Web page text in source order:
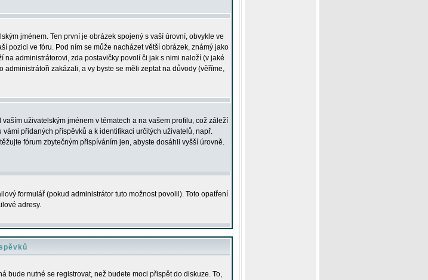
jménem. Ten první je obrázek spojený s vaší úrovní, obvykle ve
pozici ve fóru. Pod ním se může nacházet větší obrázek, známý jako
administrátorovi, zda postavičky povolí či jak s nimi naloží (v jaké
zakázali, a vy byste se měli zeptat na důvody (věříme,
uživatelským jménem v tématech a na vašem profilu, což záleží
přidaných příspěvků a k identifikaci určitých uživatelů, např.
fórum zbytečným přispíváním jen, abyste dosáhli vyšší úrovně.
formulář (pokud administrátor tuto možnost povolil). Toto opatření
adresy.
bude nutné se registrovat, než budete moci přispět do diskuze. To,